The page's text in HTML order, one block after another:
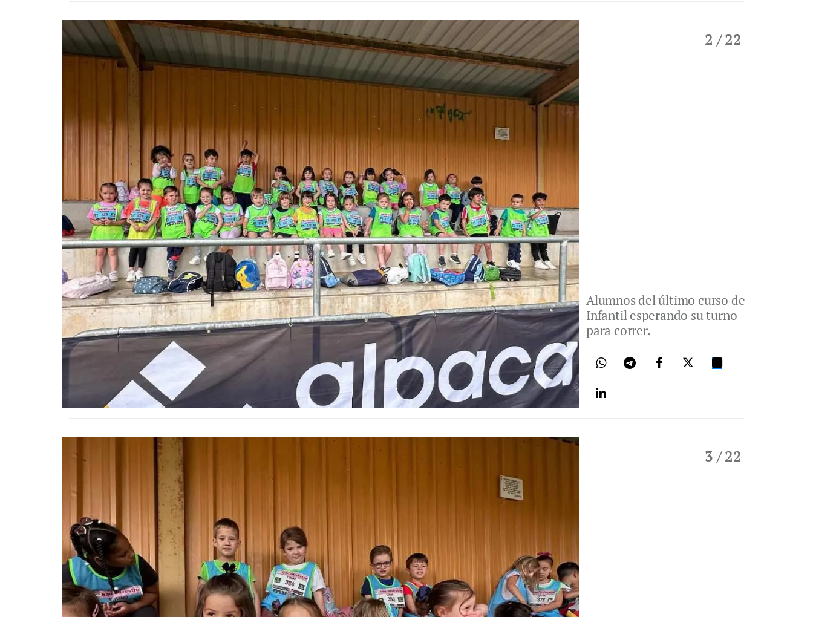
2 / 22
Alumnos del último curso de
Infantil esperando su turno
para correr.
3 / 22